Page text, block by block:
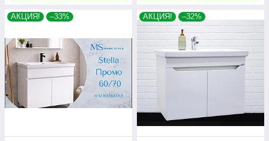
АКЦИЯ! –33% АКЦИЯ! –32%